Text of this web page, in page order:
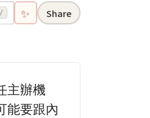
/ ✨ Share
主辦機
能要跟內